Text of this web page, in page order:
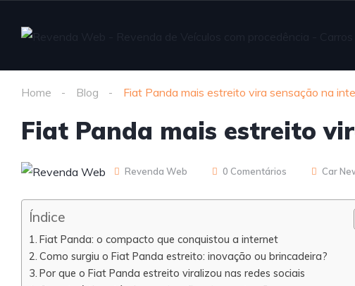
Home Blog Fiat Panda mais estreito vira sensação na
Fiat Panda mais estreito
Revenda Web 0 Comentários Car
Índice
Fiat Panda: o compacto que conquistou a internet
Como surgiu o Fiat Panda estreito: inovação ou brincadeira?
Por que o Fiat Panda estreito viralizou nas redes sociais